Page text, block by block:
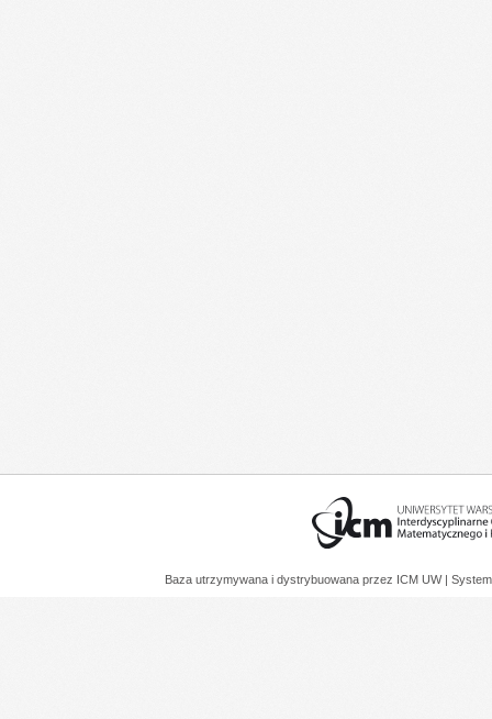
Baza utrzymywana i dystrybuowana przez ICM UW |